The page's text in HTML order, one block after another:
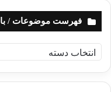
فهرست موضوعات / با
ه
ر